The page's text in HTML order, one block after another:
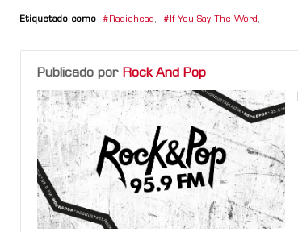
Etiquetado como Radiohead , If You Say The Word ,
Publicado por Rock And Pop